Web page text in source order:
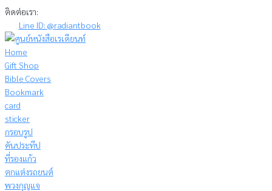
Skip
content
ติดต่อเรา:
Line ID: @radiantbook
Home
Gift Shop
Bible Covers
Bookmark
card
sticker
กรอบรูป
คันประทีป
ที่รองแก้ว
ตกแต่งรถยนต์
พวงกุญแจ